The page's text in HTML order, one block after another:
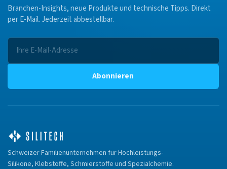
Branchen-Insights, neue Produkte und technische Tipps. Direkt
per E-Mail. Jederzeit abbestellbar.
Abonnieren
Schweizer Familienunternehmen für Hochleistungs-
Silikone, Klebstoffe, Schmierstoffe und Spezialchemie.